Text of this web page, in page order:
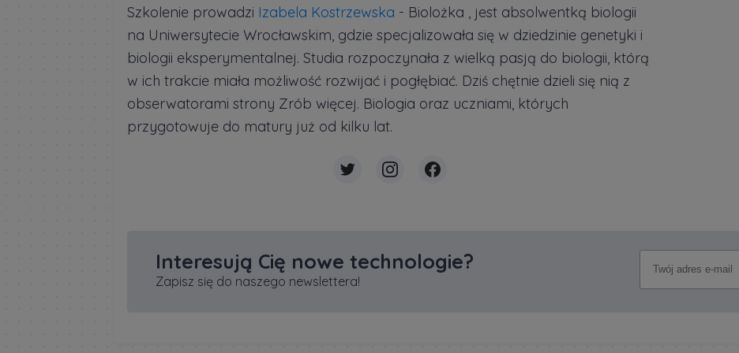
Szkolenie prowadzi Izabela Kostrzewska - Biolożka , jest absolwentką biologii
na Uniwersytecie Wrocławskim, gdzie specjalizowała się w dziedzinie genetyki i
biologii eksperymentalnej. Studia rozpoczynała z wielką pasją do biologii, którą
w ich trakcie miała możliwość rozwijać i pogłębiać. Dziś chętnie dzieli się nią z
obserwatorami strony Zrób więcej. Biologia oraz uczniami, których
przygotowuje do matury już od kilku lat.
Interesują Cię nowe technologie?
Zapisz się do naszego newslettera!